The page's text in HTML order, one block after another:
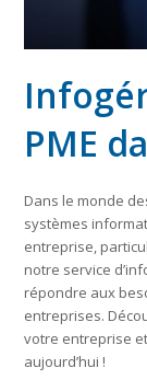
PME
Dans le monde
systèmes
entreprise,
notre service
répondre aux
entreprises.
votre entreprise
aujourd’hui !